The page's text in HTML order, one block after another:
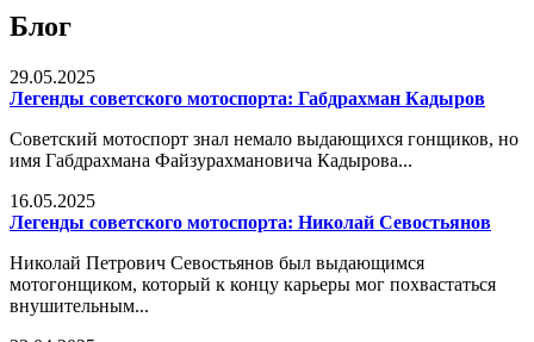
Блог
29.05.2025
Легенды советского мотоспорта: Габдрахман Кадыров
Советский мотоспорт знал немало выдающихся гонщиков, но
имя Габдрахмана Файзурахмановича Кадырова...
16.05.2025
Легенды советского мотоспорта: Николай Севостьянов
Николай Петрович Севостьянов был выдающимся
мотогонщиком, который к концу карьеры мог похвастаться
внушительным...